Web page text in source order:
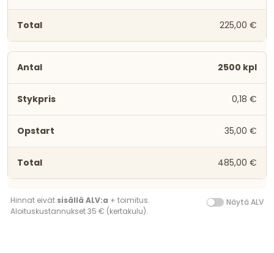
225,00 €
2500 kpl
0,18 €
35,00 €
485,00 €
Hinnat eivät sisällä ALV:a + toimitus.
Aloituskustannukset 35 € (kertakulu).
Näytä ALV